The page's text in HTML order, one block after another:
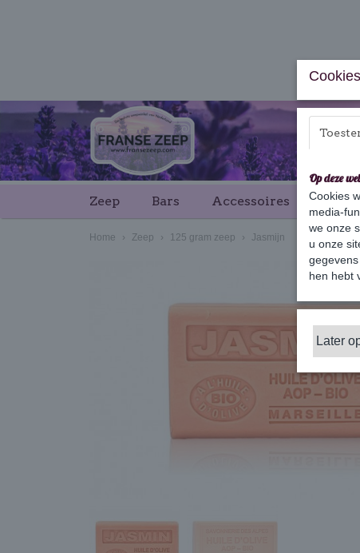
Zeep Bars Accessoires
Home › Zeep › 125 gram zeep › Jasmijn
Op deze
Cookies
media-
we onze
u onze
hen hebt
Later